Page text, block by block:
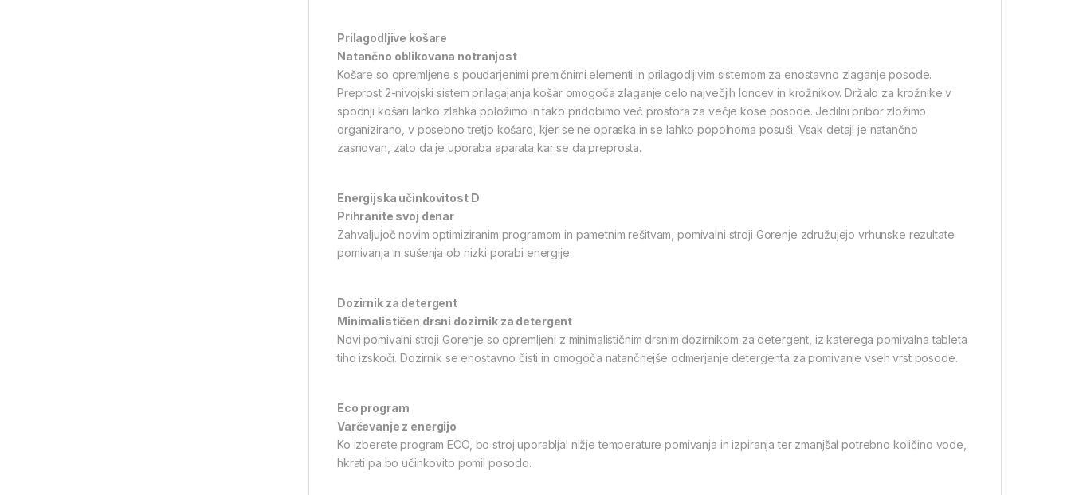
Prilagodljive košare
Natančno oblikovana notranjost
Košare so opremljene s poudarjenimi premičnimi elementi in prilagodljivim sistemom za enostavno zlaganje posode.
Preprost 2-nivojski sistem prilagajanja košar omogoča zlaganje celo največjih loncev in krožnikov. Držalo za krožnike v
spodnji košari lahko zlahka položimo in tako pridobimo več prostora za večje kose posode. Jedilni pribor zložimo
organizirano, v posebno tretjo košaro, kjer se ne opraska in se lahko popolnoma posuši. Vsak detajl je natančno
zasnovan, zato da je uporaba aparata kar se da preprosta.
Energijska učinkovitost D
Prihranite svoj denar
Zahvaljujoč novim optimiziranim programom in pametnim rešitvam, pomivalni stroji Gorenje združujejo vrhunske rezultate
pomivanja in sušenja ob nizki porabi energije.
Dozirnik za detergent
Minimalističen drsni dozirnik za detergent
Novi pomivalni stroji Gorenje so opremljeni z minimalističnim drsnim dozirnikom za detergent, iz katerega pomivalna tableta
tiho izskoči. Dozirnik se enostavno čisti in omogoča natančnejše odmerjanje detergenta za pomivanje vseh vrst posode.
Eco program
Varčevanje z energijo
Ko izberete program ECO, bo stroj uporabljal nižje temperature pomivanja in izpiranja ter zmanjšal potrebno količino vode,
hkrati pa bo učinkovito pomil posodo.